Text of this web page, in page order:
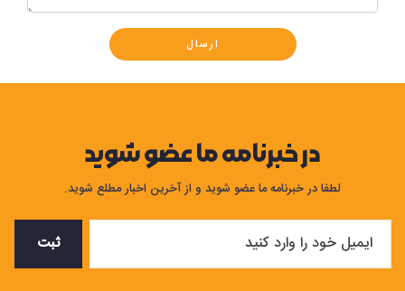
ارسال
در خبرنامه ما عضو شوید
لطفا در خبرنامه ما عضو شوید و از آخرین اخبار مطلع شوید.
ثبت